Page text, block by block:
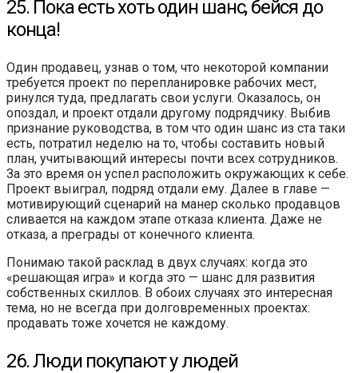
25. Пока есть хоть один шанс, бейся до
конца!
Один продавец, узнав о том, что некоторой компании
требуется проект по перепланировке рабочих мест,
ринулся туда, предлагать свои услуги. Оказалось, он
опоздал, и проект отдали другому подрядчику. Выбив
признание руководства, в том что один шанс из ста таки
есть, потратил неделю на то, чтобы составить новый
план, учитывающий интересы почти всех сотрудников.
За это время он успел расположить окружающих к себе.
Проект выиграл, подряд отдали ему. Далее в главе —
мотивирующий сценарий на манер сколько продавцов
сливается на каждом этапе отказа клиента. Даже не
отказа, а преграды от конечного клиента.
Понимаю такой расклад в двух случаях: когда это
«решающая игра» и когда это — шанс для развития
собственных скиллов. В обоих случаях это интересная
тема, но не всегда при долговременных проектах:
продавать тоже хочется не каждому.
26. Люди покупают у людей